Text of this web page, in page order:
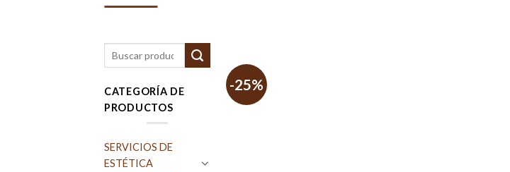
CATEGORÍA DE
PRODUCTOS
SERVICIOS DE
ESTÉTICA
-25%